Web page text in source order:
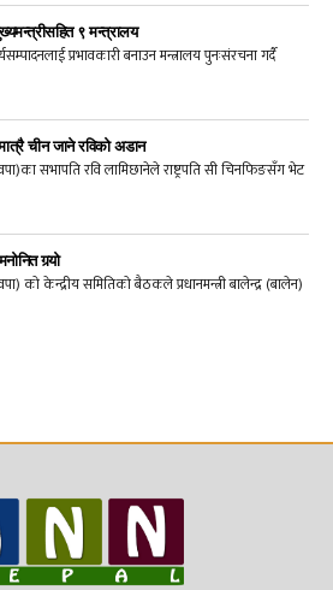
९ मन्त्रालय
प्रभावकारी बनाउन मन्त्रालय पुनःसंरचना गर्दै
चीन जाने रविको अडान
सभापति रवि लामिछानेले राष्ट्रपति सी चिनफिङसँग भेट
गर्‍यो
को केन्द्रीय समितिको बैठकले प्रधानमन्त्री बालेन्द्र (बालेन)